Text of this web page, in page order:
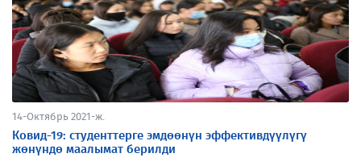
14-Октябрь 2021-ж.
Ковид-19: студенттерге эмдөөнүн эффективдүүлүгү
жөнүндө маалымат берилди